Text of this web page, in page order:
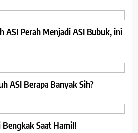
ASI Perah Menjadi ASI Bubuk, ini
ASI Berapa Banyak Sih?
Bengkak Saat Hamil!